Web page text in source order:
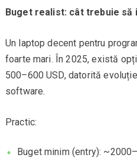
Buget realist: cât trebuie să
Un laptop decent pentru
foarte mari. În 2025, există
500–600 USD, datorită
software.
Practic:
Buget minim (entry):